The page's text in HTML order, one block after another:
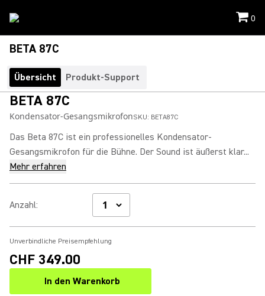
0
BETA 87C
Übersicht Produkt-Support
BETA 87C
Kondensator-GesangsmikrofonSKU: BETA87C
Das Beta 87C ist ein professionelles Kondensator-
Gesangsmikrofon für die Bühne. Der Sound ist äußerst klar...
Mehr erfahren
Anzahl:
Unverbindliche Preisempfehlung
CHF 349.00
In den Warenkorb